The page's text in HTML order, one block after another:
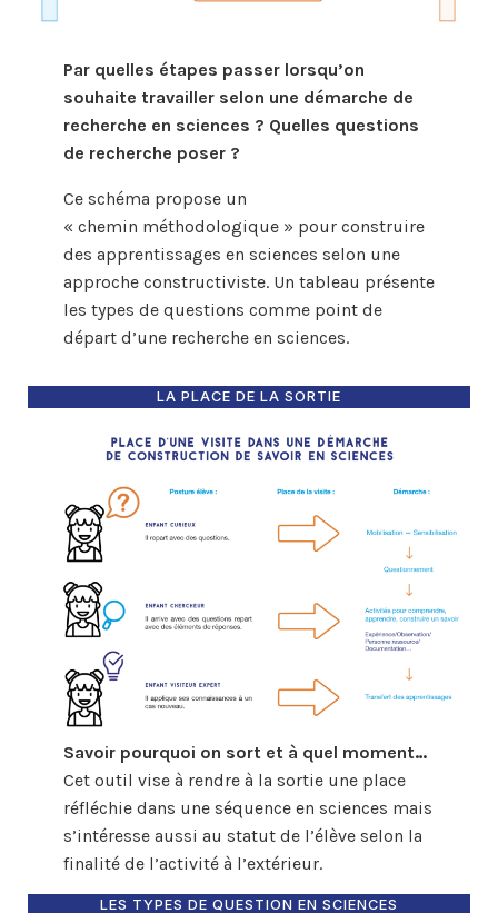
Par quelles étapes passer lorsqu’on
souhaite travailler selon une démarche de
recherche en sciences ? Quelles questions
de recherche poser ?
Ce schéma propose un
« chemin méthodologique » pour construire
des apprentissages en sciences selon une
approche constructiviste. Un tableau présente
les types de questions comme point de
départ d’une recherche en sciences.
LA PLACE DE LA SORTIE
Savoir pourquoi on sort et à quel moment…
Cet outil vise à rendre à la sortie une place
réfléchie dans une séquence en sciences mais
s’intéresse aussi au statut de l’élève selon la
finalité de l’activité à l’extérieur.
LES TYPES DE QUESTION EN SCIENCES